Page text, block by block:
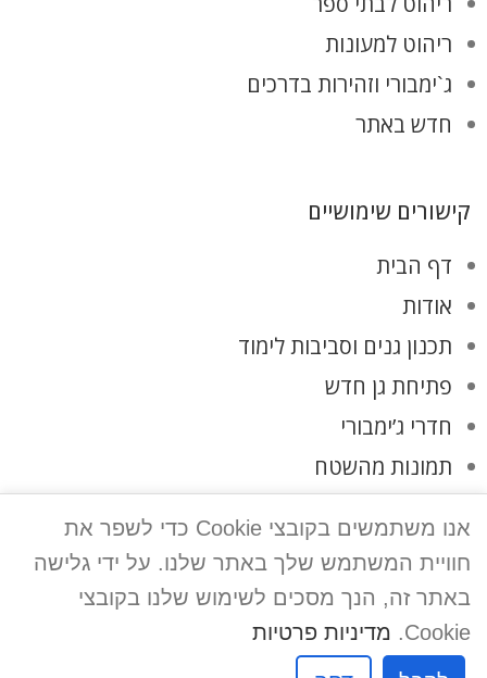
ריהוט למעונות
ג`ימבורי וזהירות בדרכים
חדש באתר
קישורים שימושיים
דף הבית
אודות
תכנון גנים וסביבות לימוד
פתיחת גן חדש
חדרי ג’ימבורי
תמונות מהשטח
מדיניות פרטיות
אנו משתמשים בקובצי Cookie כדי לשפר את
חוויית המשתמש שלך באתר שלנו. על ידי גלישה
באתר זה, הנך מסכים לשימוש שלנו בקובצי
Cookie.
מדיניות פרטיות